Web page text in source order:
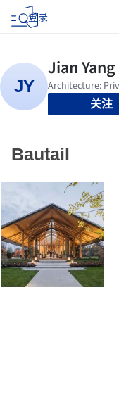
登录
关注
Bautail